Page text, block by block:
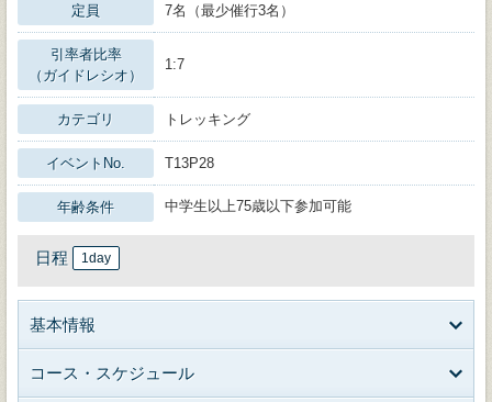
定員 7名（最少催行3名）
引率者比率
（ガイドレシオ）
1:7
カテゴリ トレッキング
イベントNo. T13P28
年齢条件 中学生以上75歳以下参加可能
日程 1day
基本情報
コース・スケジュール